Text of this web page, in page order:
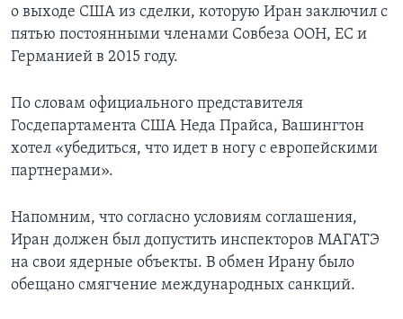
о выходе США из сделки, которую Иран заключил с
пятью постоянными членами Совбеза ООН, ЕС и
Германией в 2015 году.
По словам официального представителя
Госдепартамента США Неда Прайса, Вашингтон
хотел «убедиться, что идет в ногу с европейскими
партнерами».
Напомним, что согласно условиям соглашения,
Иран должен был допустить инспекторов МАГАТЭ
на свои ядерные объекты. В обмен Ирану было
обещано смягчение международных санкций.